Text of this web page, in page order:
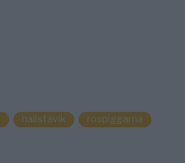
hallstavik
rospiggarna